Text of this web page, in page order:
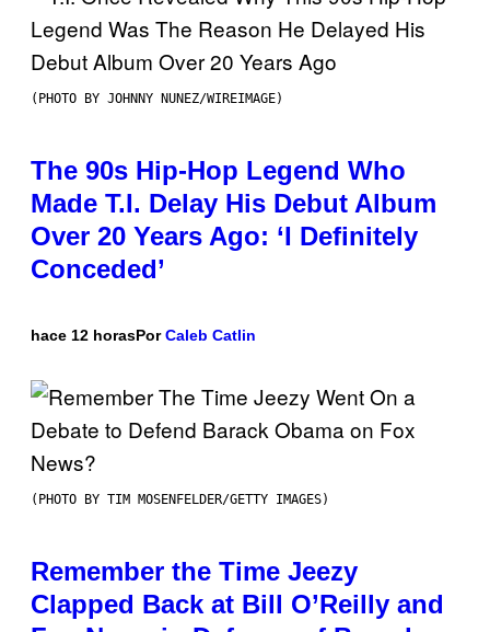
(PHOTO BY JOHNNY NUNEZ/WIREIMAGE)
The 90s Hip-Hop Legend Who
Made T.I. Delay His Debut Album
Over 20 Years Ago: ‘I Definitely
Conceded’
hace 12 horasPorCaleb Catlin
(PHOTO BY TIM MOSENFELDER/GETTY IMAGES)
Remember the Time Jeezy
Clapped Back at Bill O’Reilly and